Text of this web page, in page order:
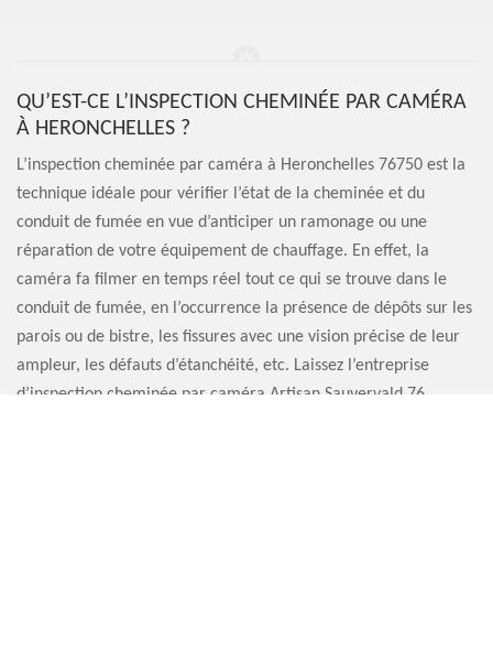
QU’EST-CE L’INSPECTION CHEMINÉE PAR CAMÉRA
À HERONCHELLES ?
L’inspection cheminée par caméra à Heronchelles 76750 est la
technique idéale pour vérifier l’état de la cheminée et du
conduit de fumée en vue d’anticiper un ramonage ou une
réparation de votre équipement de chauffage. En effet, la
caméra fa filmer en temps réel tout ce qui se trouve dans le
conduit de fumée, en l’occurrence la présence de dépôts sur les
parois ou de bistre, les fissures avec une vision précise de leur
ampleur, les défauts d’étanchéité, etc. Laissez l’entreprise
d’inspection cheminée par caméra Artisan Sauvervald 76